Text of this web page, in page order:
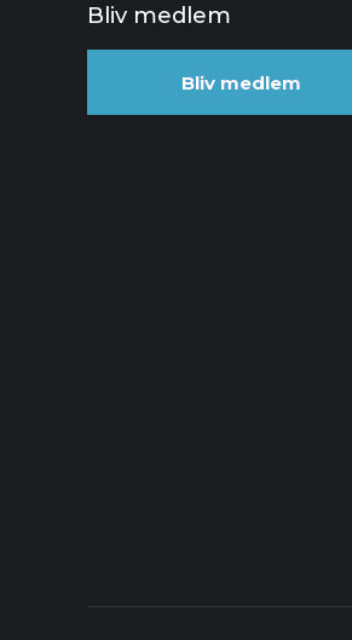
Bliv medlem
Bliv medlem